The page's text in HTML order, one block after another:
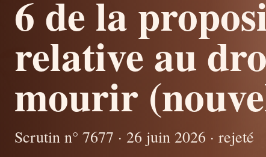
6 de la
relative au
mourir
Scrutin n° 7677 · 26 juin 2026 · rejeté